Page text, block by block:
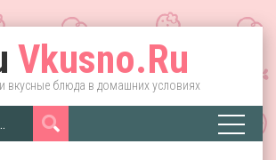
Vkusno.Ru
вкусные блюда в домашних условиях